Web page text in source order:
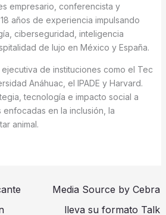
empresario, conferencista y
años de experiencia impulsando
ciberseguridad, inteligencia
de lujo en México y España.
de instituciones como el Tec
Anáhuac, el IPADE y Harvard.
tecnología e impacto social a
en la inclusión, la
animal.
Media Source by Cebra
lleva su formato Talk